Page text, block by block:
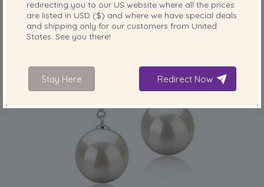
redirecting you to our US website where all the prices
are listed in USD ($) and where we have special deals
and shipping only for our customers from United
States. See you there!
Stay Here Redirect Now